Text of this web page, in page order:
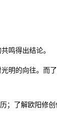
鸣得出结论。
明的向往。而
；了解欧阳修创